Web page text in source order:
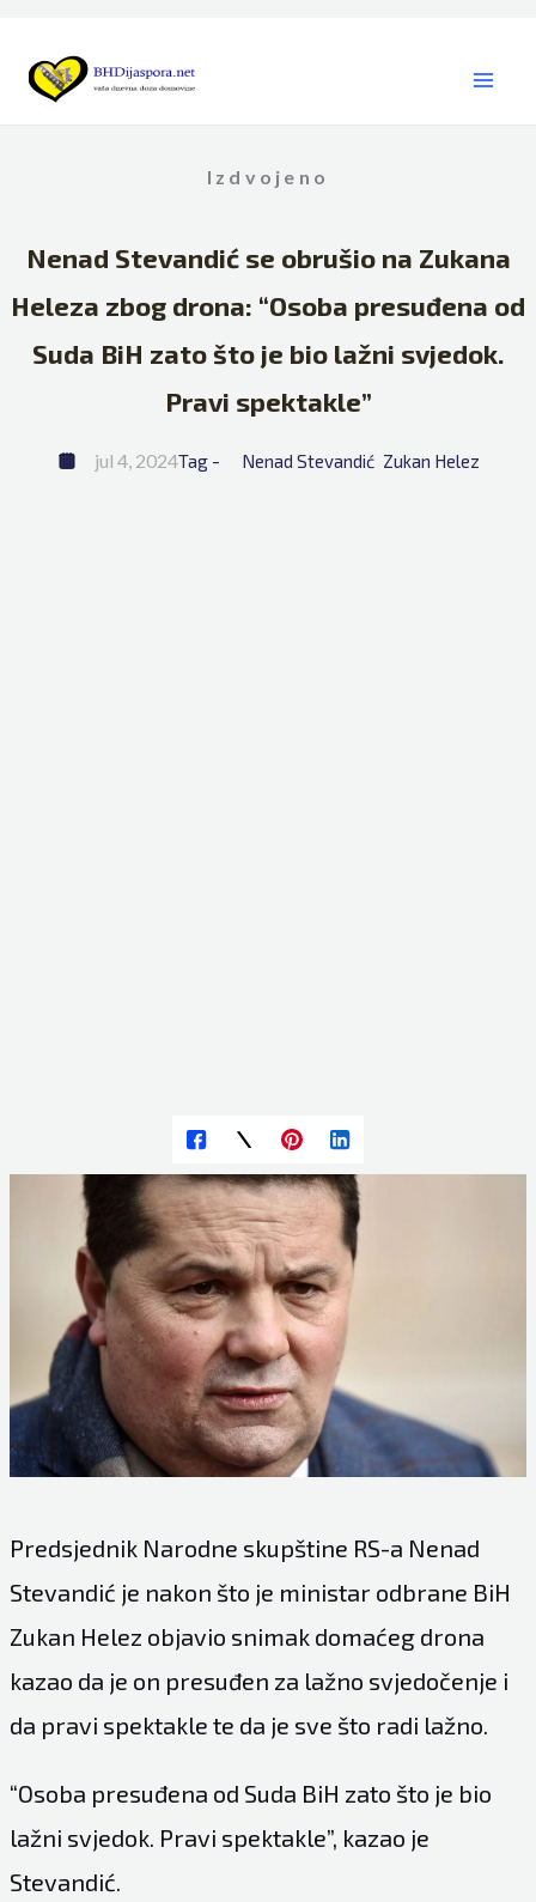
content
Izdvojeno
Nenad Stevandić se obrušio na Zukana
Heleza zbog drona: “Osoba presuđena od
Suda BiH zato što je bio lažni svjedok.
Pravi spektakle”
jul 4, 2024Tag - Nenad Stevandić Zukan Helez
Predsjednik Narodne skupštine RS-a Nenad
Stevandić je nakon što je ministar odbrane BiH
Zukan Helez objavio snimak domaćeg drona
kazao da je on presuđen za lažno svjedočenje i
da pravi spektakle te da je sve što radi lažno.
“Osoba presuđena od Suda BiH zato što je bio
lažni svjedok. Pravi spektakle”, kazao je
Stevandić.